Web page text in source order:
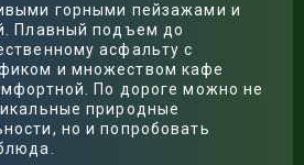
горными пейзажами и
Плавный подъем до
асфальту с
и множеством кафе
По дороге можно не
природные
но и попробовать